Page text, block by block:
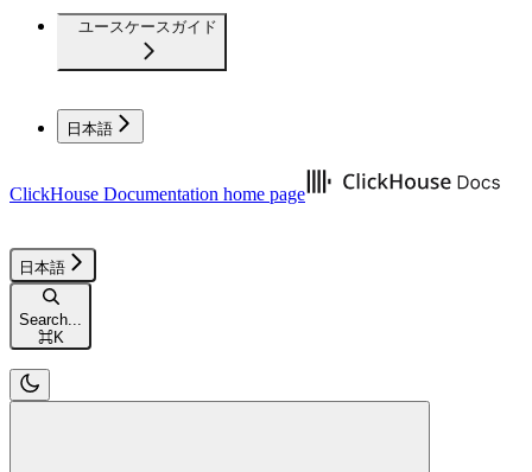
ユースケースガイド
日本語
ClickHouse Documentation home page
日本語
Search...
⌘K